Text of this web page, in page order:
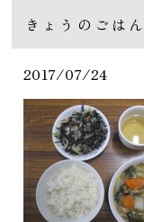
きょうのごは
2017/07/24